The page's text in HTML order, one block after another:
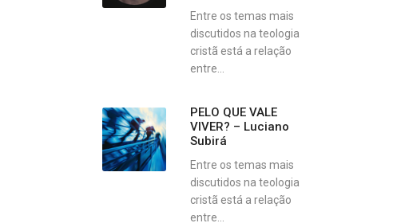
Entre os temas mais
discutidos na teologia
cristã está a relação
entre...
PELO QUE VALE
VIVER? – Luciano
Subirá
Entre os temas mais
discutidos na teologia
cristã está a relação
entre...